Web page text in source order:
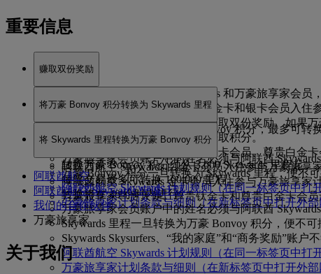
重要信息
赚取双份奖励
你需要成为阿联酋航空 Skywards 和万豪旅享家会员
阿联酋航空 Skywards 白金卡、金卡和银卡会员入
好需要更新为会员积分，方可赚取双份奖励。如果
的奖励赚取偏好将自动更改为赚取积分。
万豪旅享家尊贵大使、尊贵钛金卡会员、尊贵白金
阿联酋航空 Skywards 白金卡会员入住参与万豪旅享
阿联酋航空 Skywards 金卡会员入住参与万豪旅享家
万豪旅享家尊贵大使、尊贵钛金卡和尊贵白金卡会
将万豪 Bonvoy 积分转换为 Skywards 里程
每天最少可转换 3,000 万豪 Bonvoy 积分，最多可转
转换将在 48 小时内进行。
万豪旅享家会员账户中的姓名必须与阿联酋
万豪 Bonvoy 积分一旦转换为 Skywards 里程，便不
阿联酋航空 Skywards 计划规则（在同一标签页中打
万豪旅享家计划条款与细则 （在新标签页中打开外
将 Skywards 里程转换为万豪 Bonvoy 积分
转换万豪 Bonvoy 积分须从 3,000 Skywards 里程起。
每笔交易最多可转换 100,000 里程。
转换将在 48 小时内进行。
万豪旅享家会员账户中的姓名必须与阿联酋
Skywards 里程一旦转换为万豪 Bonvoy 积分，便不可
Skywards Skysurfers、“我的家庭”和“商务奖励”账户
阿联酋航空 Skywards 计划规则
（在同一标签页中打
万豪旅享家计划条款与细则
（在新标签页中打开外部
阿联酋航空
阿联酋航空 Skywards 忠诚计划
我们的合作伙伴
万豪旅享家
关于我们